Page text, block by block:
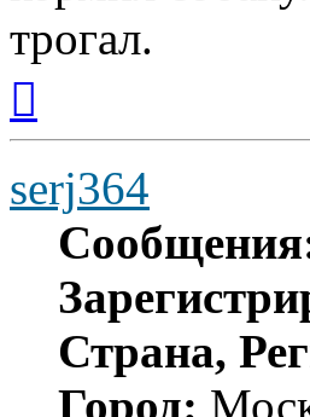
трогал.
началу
serj364
Страна,
Город: